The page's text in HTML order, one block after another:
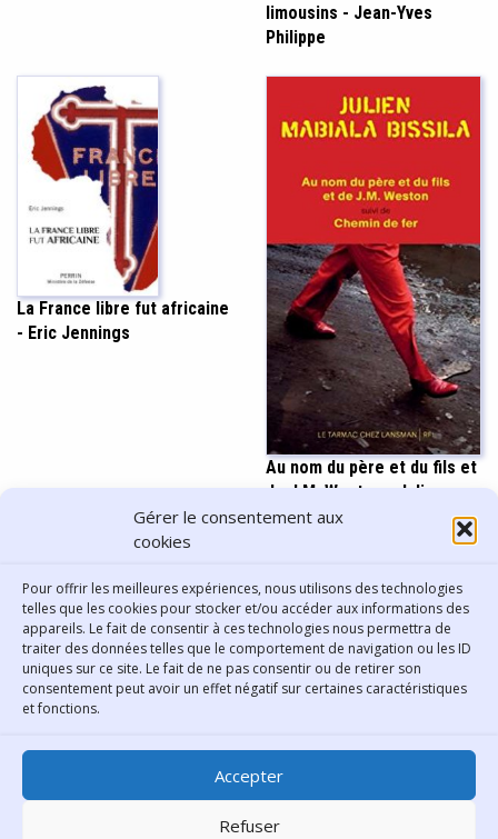
Gérer le consentement aux
cookies
Pour offrir les meilleures expériences, nous utilisons des technologies
telles que les cookies pour stocker et/ou accéder aux informations des
appareils. Le fait de consentir à ces technologies nous permettra de
traiter des données telles que le comportement de navigation ou les ID
uniques sur ce site. Le fait de ne pas consentir ou de retirer son
consentement peut avoir un effet négatif sur certaines caractéristiques
et fonctions.
Accepter
Refuser
limousins - Jean-Yves
Philippe
La France libre fut africaine
- Eric Jennings
Au nom du père et du fils et
de J.M. Weston - Julien
Mabiala Bissila
Afficher plus
Bibliothèque municipale de
Lyon
30 Boulevard Vivier-Merle